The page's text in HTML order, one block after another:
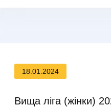
18.01.2024
Вища ліга (жінки)